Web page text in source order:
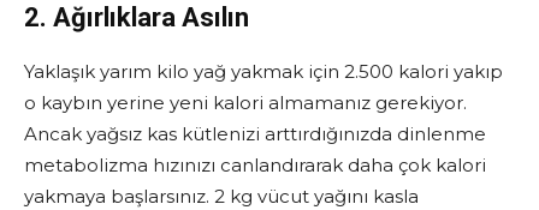
2. Ağırlıklara Asılın
Yaklaşık yarım kilo yağ yakmak için 2.500 kalori yakıp
o kaybın yerine yeni kalori almamanız gerekiyor.
Ancak yağsız kas kütlenizi arttırdığınızda dinlenme
metabolizma hızınızı canlandırarak daha çok kalori
yakmaya başlarsınız. 2 kg vücut yağını kasla